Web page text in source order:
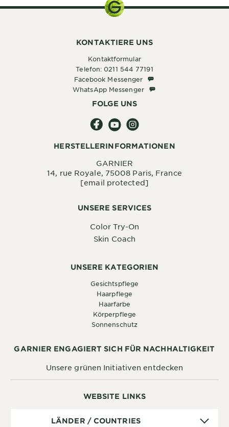
WEBSITE LINKS
LÄNDER / COUNTRIES
UNSERE SERVICES
Color Try-On
Skin Coach
UNSERE KATEGORIEN
Gesichtspflege
Haarpflege
Haarfarbe
Körperpflege
Sonnenschutz
GARNIER ENGAGIERT SICH FÜR NACHHALTIGKEIT
Unsere grünen Initiativen entdecken
KONTAKTIERE UNS
Kontaktformular
Telefon: 0211 544 77191
Facebook Messenger Facebook Messenger
WhatsApp MessengerWhatsApp Messenger
FOLGE UNS
HERSTELLERINFORMATIONEN
GARNIER
14, rue Royale, 75008 Paris, France
[email protected]